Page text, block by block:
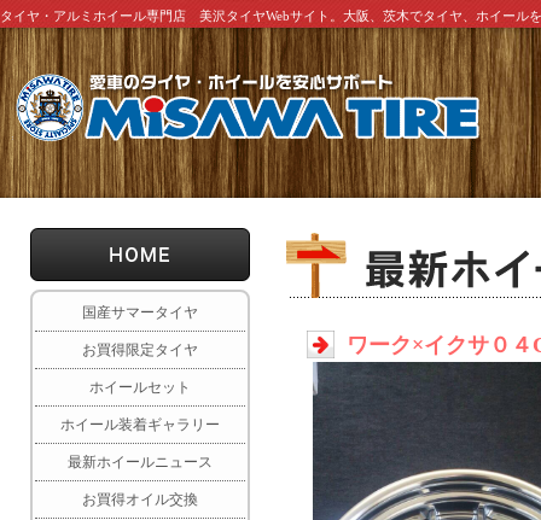
タイヤ・アルミホイール専門店 美沢タイヤWebサイト。大阪、茨木でタイヤ、ホイール
国産サマータイヤ
お買得限定タイヤ
ホイールセット
ホイール装着ギャラリー
最新ホイールニュース
お買得オイル交換
ワーク×イクサ０４